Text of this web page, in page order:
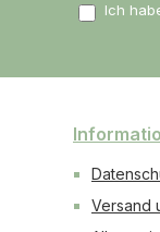
Ich
Versand